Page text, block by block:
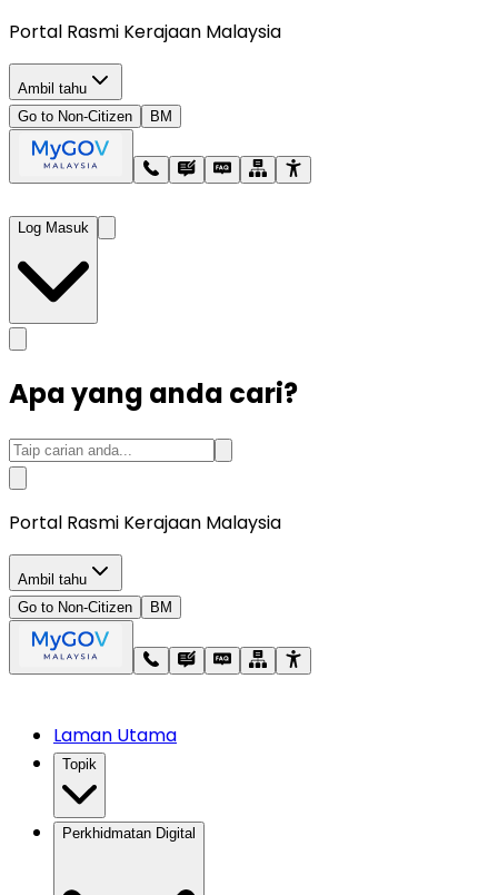
Portal Rasmi Kerajaan Malaysia
Ambil tahu
Go to Non-Citizen
BM
Log Masuk
Apa yang anda cari?
Portal Rasmi Kerajaan Malaysia
Ambil tahu
Go to Non-Citizen
BM
Laman Utama
Topik
Perkhidmatan Digital